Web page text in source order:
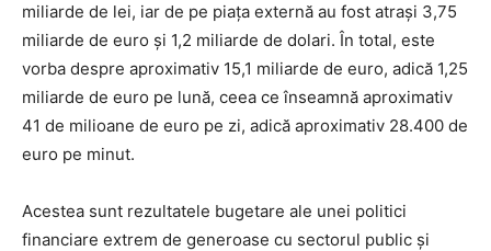
miliarde de lei, iar de pe piața externă au fost atrași 3,75
miliarde de euro și 1,2 miliarde de dolari. În total, este
vorba despre aproximativ 15,1 miliarde de euro, adică 1,25
miliarde de euro pe lună, ceea ce înseamnă aproximativ
41 de milioane de euro pe zi, adică aproximativ 28.400 de
euro pe minut.
Acestea sunt rezultatele bugetare ale unei politici
financiare extrem de generoase cu sectorul public și